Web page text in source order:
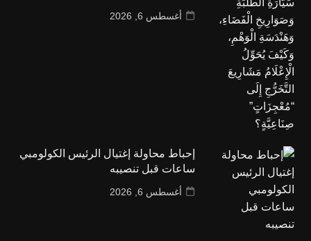
أغسطس 6, 2026
إحباط محاولة إغتيال الرئيس الكولومبي
ساعات قبل تنصيبه
أغسطس 6, 2026